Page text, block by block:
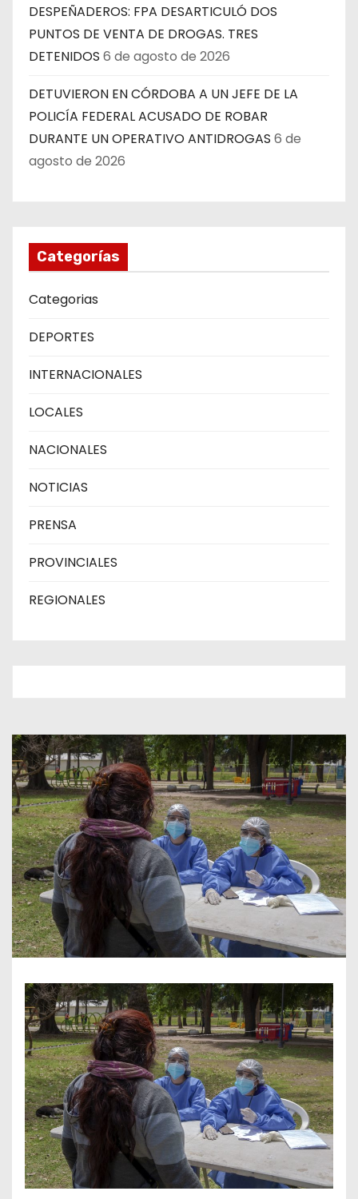
DESPEÑADEROS: FPA DESARTICULÓ DOS
PUNTOS DE VENTA DE DROGAS. TRES
DETENIDOS 6 de agosto de 2026
DETUVIERON EN CÓRDOBA A UN JEFE DE LA
POLICÍA FEDERAL ACUSADO DE ROBAR
DURANTE UN OPERATIVO ANTIDROGAS 6 de
agosto de 2026
Categorías
Categorias
DEPORTES
INTERNACIONALES
LOCALES
NACIONALES
NOTICIAS
PRENSA
PROVINCIALES
REGIONALES